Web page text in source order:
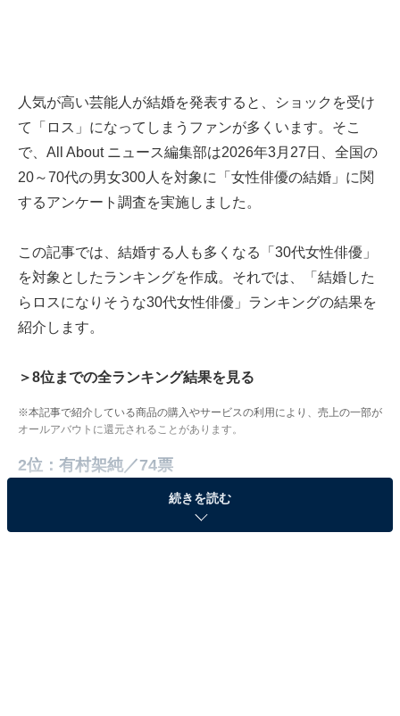
人気が高い芸能人が結婚を発表すると、ショックを受け
て「ロス」になってしまうファンが多くいます。そこ
で、All About ニュース編集部は2026年3月27日、全国の
20～70代の男女300人を対象に「女性俳優の結婚」に関
するアンケート調査を実施しました。
この記事では、結婚する人も多くなる「30代女性俳優」
を対象としたランキングを作成。それでは、「結婚した
らロスになりそうな30代女性俳優」ランキングの結果を
紹介します。
＞8位までの全ランキング結果を見る
※本記事で紹介している商品の購入やサービスの利用により、売上の一部が
オールアバウトに還元されることがあります。
2位：有村架純／74票
続きを読む